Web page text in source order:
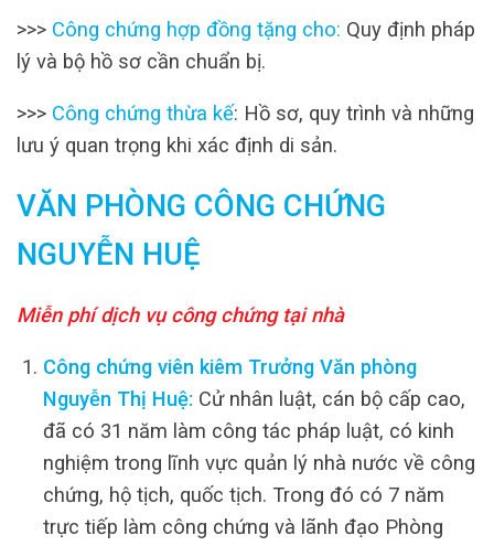
>>> Công chứng hợp đồng tặng cho: Quy định pháp
lý và bộ hồ sơ cần chuẩn bị.
>>> Công chứng thừa kế: Hồ sơ, quy trình và những
lưu ý quan trọng khi xác định di sản.
VĂN PHÒNG CÔNG CHỨNG
NGUYỄN HUỆ
Miễn phí dịch vụ công chứng tại nhà
Công chứng viên kiêm Trưởng Văn phòng
Nguyễn Thị Huệ: Cử nhân luật, cán bộ cấp cao,
đã có 31 năm làm công tác pháp luật, có kinh
nghiệm trong lĩnh vực quản lý nhà nước về công
chứng, hộ tịch, quốc tịch. Trong đó có 7 năm
trực tiếp làm công chứng và lãnh đạo Phòng